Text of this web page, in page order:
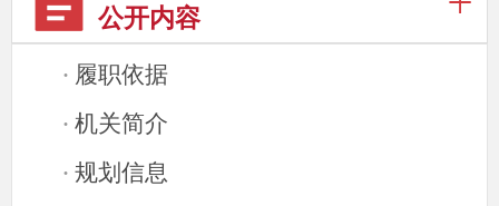
公开内容
· 履职依据
· 机关简介
· 规划信息